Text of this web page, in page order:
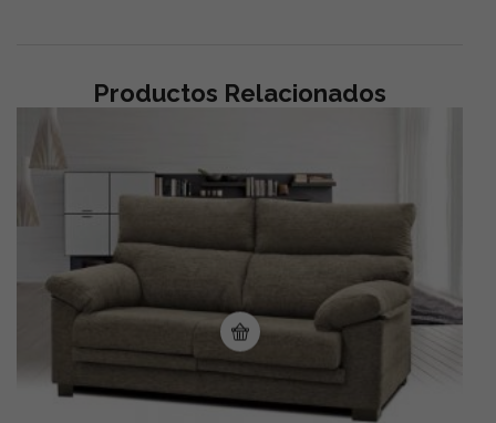
Productos Relacionados